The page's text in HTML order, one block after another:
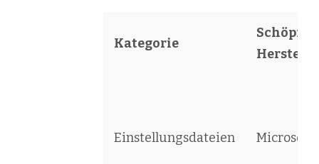
Kategorie
Schöpfer
Einstellungsdateien Microsoft